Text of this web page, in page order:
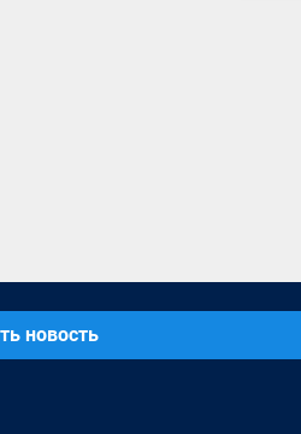
новость